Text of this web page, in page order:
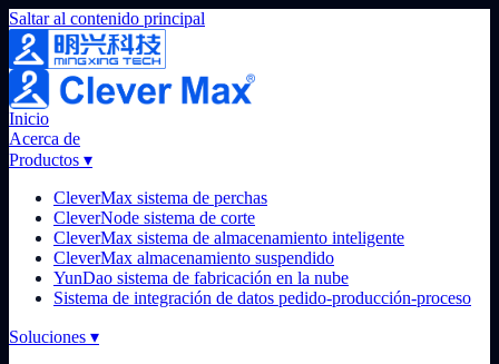
Saltar al contenido principal
Inicio
Acerca de
Productos ▾
CleverMax sistema de perchas
CleverNode sistema de corte
CleverMax sistema de almacenamiento inteligente
CleverMax almacenamiento suspendido
YunDao sistema de fabricación en la nube
Sistema de integración de datos pedido-producción-proceso
Soluciones ▾